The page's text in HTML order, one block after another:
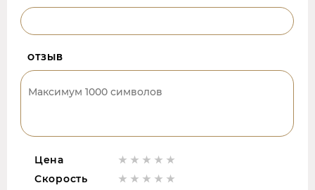
ОТЗЫВ
Цена
Скорость